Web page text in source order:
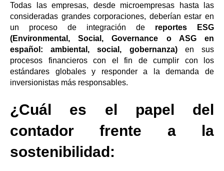
Todas las empresas, desde microempresas hasta las
consideradas grandes corporaciones, deberían estar en
un proceso de integración de reportes ESG
(Environmental, Social, Governance o ASG en
español: ambiental, social, gobernanza)en sus
procesos financieros con el fin de cumplir con los
estándares globales y responder a la demanda de
inversionistas más responsables.
¿Cuál es el papel del
contador frente a la
sostenibilidad: